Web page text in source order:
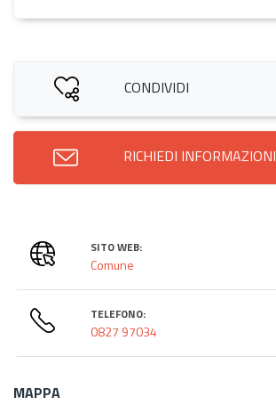
CONDIVIDI
RICHIEDI INFORMAZIONI
SITO WEB:
Comune
TELEFONO:
0827 97034
MAPPA